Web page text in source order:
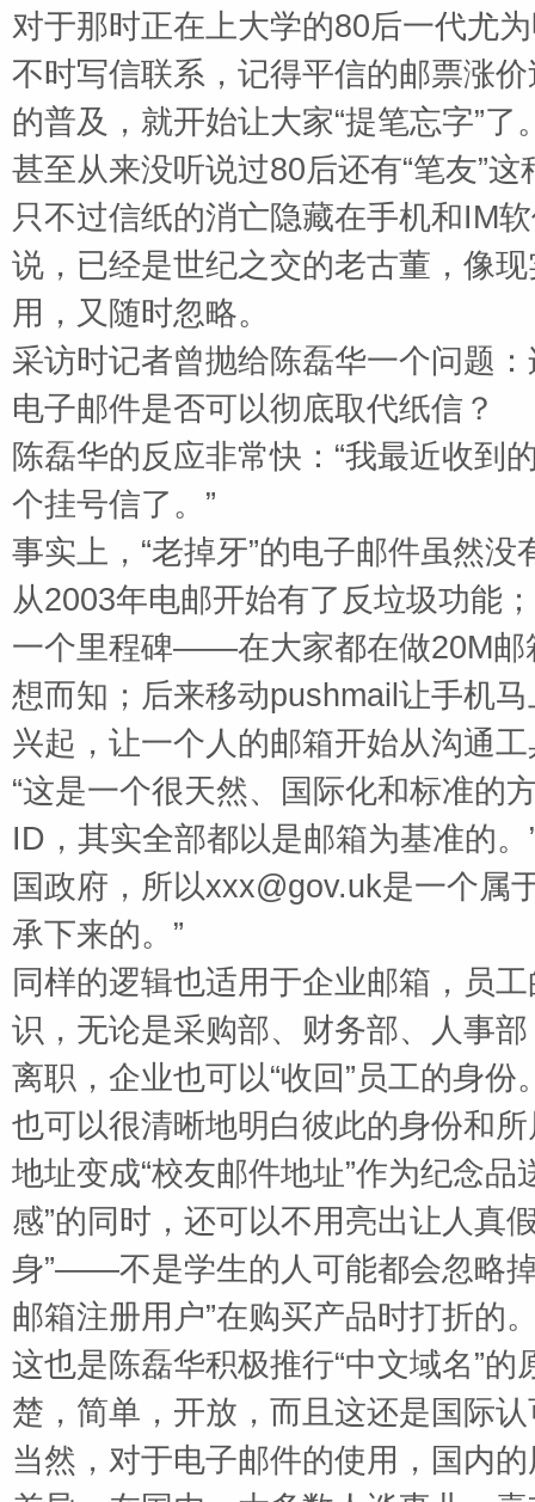
对于那时正在上大学的80后一代尤
不时写信联系，记得平信的邮票涨
的普及，就开始让大家“提笔忘字”
甚至从来没听说过80后还有“笔友”
只不过信纸的消亡隐藏在手机和IM
说，已经是世纪之交的老古董，像
用，又随时忽略。
采访时记者曾抛给陈磊华一个问题
电子邮件是否可以彻底取代纸信？
陈磊华的反应非常快： “我最近收到
个挂号信了。”
事实上， “老掉牙”的电子邮件虽然
从2003年电邮开始有了反垃圾功能
一个里程碑——在大家都在做20M邮
想而知；后来移动pushmail 让手机
兴起，让一个人的邮箱开始从沟通
“这是一个很天然、国际化和标准的
ID ，其实全部都以是邮箱为基准的
国政府，所以xxx@gov.uk是一个属
承下来的。”
同样的逻辑也适用于企业邮箱，员
识，无论是采购部、财务部、人事
离职，企业也可以“收回”员工的身
也可以很清晰地明白彼此的身份和
地址变成“校友邮件地址”作为纪念
感”的同时，还可以不用亮出让人真
身”——不是学生的人可能都会忽略
邮箱注册用户”在购买产品时打折的
这也是陈磊华积极推行“中文域名”
楚，简单，开放，而且这还是国际认
当然，对于电子邮件的使用，国内